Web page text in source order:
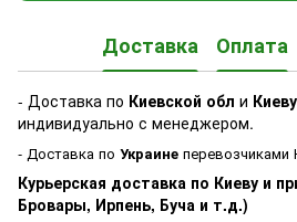
Доставка Оплата
- Доставка по Киевской обл и Киеву
индивидуально с менеджером.
- Доставка по Украине
Курьерская доставка по Киеву и
Бровары, Ирпень, Буча и т.д.)